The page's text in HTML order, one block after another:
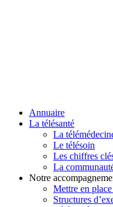
Annuaire
La télésanté
La
Le télésoin
Les chiffres
La
Notre
Mettre en
Structures